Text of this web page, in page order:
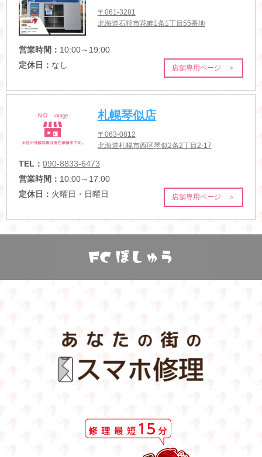
〒061-3281
北海道石狩市花畔1条1丁目55番地
営業時間： 10:00～19:00
定休日： なし 店舗専用ページ ＞
札幌琴似店
〒063-0812
北海道札幌市西区琴似2条2丁目2-17
TEL： 090-8833-6473
営業時間： 10:00～17:00
定休日： 火曜日・日曜日 店舗専用ページ ＞